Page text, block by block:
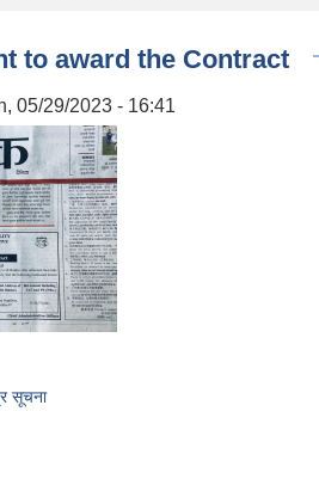
to award the Contract
05/29/2023 - 16:41
सूचना